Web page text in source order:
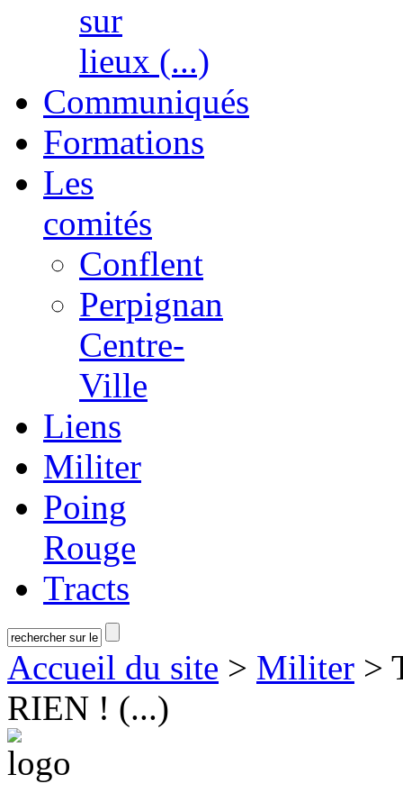
sur
lieux (...)
Communiqués
Formations
Les
comités
Conflent
Perpignan
Centre-
Ville
Liens
Militer
Poing
Rouge
Tracts
Accueil du site > Militer >
RIEN ! (...)